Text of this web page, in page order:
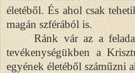
életéből. És ahol csak
magán szférából is.
Ránk vár az a
tevékenységükben a
egyének életéből száműzni